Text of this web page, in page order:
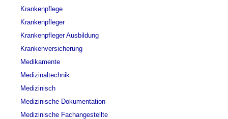
Krankenpflege
Krankenpfleger
Krankenpfleger Ausbildung
Krankenversicherung
Medikamente
Medizinaltechnik
Medizinisch
Medizinische Dokumentation
Medizinische Fachangestellte